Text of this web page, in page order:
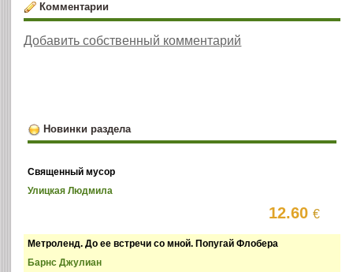
Комментарии
Добавить собственный комментарий
Новинки раздела
Священный мусор
Улицкая Людмила
12.60€
Метроленд. До ее встречи со мной. Попугай Флобера
Барнс Джулиан